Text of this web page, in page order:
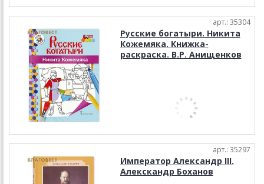
арт.: 35304
Русские богатыри. Никита
Кожемяка. Книжка-
раскраска. В.Р. Анищенков
арт.: 35297
Император Александр III.
Алекскандр Боханов